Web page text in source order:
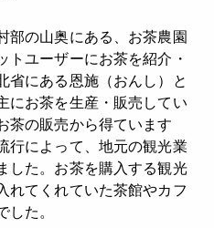
部の山奥にある、お茶農園
トユーザーにお茶を紹介・
省にある恩施（おんし）と
にお茶を生産・販売してい
茶の販売から得ています
行によって、地元の観光業
した。お茶を購入する観光
れてくれていた茶館やカフ
した。